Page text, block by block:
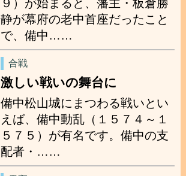
９）が始まると、藩主・板倉勝
静が幕府の老中首座だったこと
で、備中……
合戦
激しい戦いの舞台に
備中松山城にまつわる戦いとい
えば、備中動乱（１５７４～１
５７５）が有名です。備中の支
配者・……